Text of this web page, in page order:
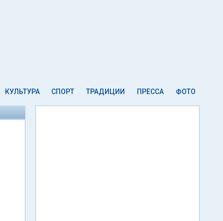
КУЛЬТУРА СПОРТ ТРАДИЦИИ ПРЕССА ФОТО